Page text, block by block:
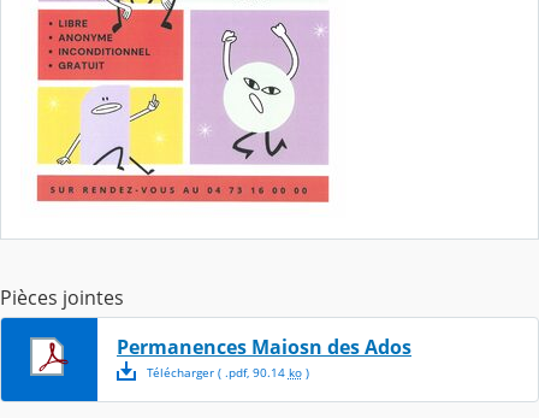
Pièces jointes
Permanences Maiosn des Ados
Télécharger( .pdf, 90.14 ko)